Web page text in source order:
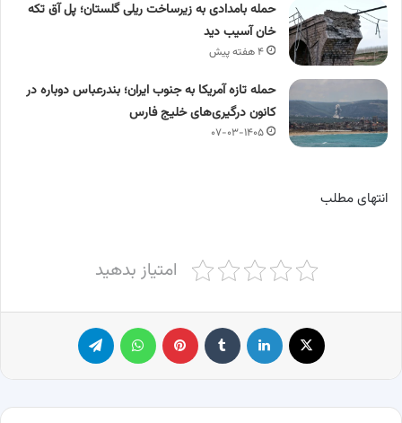
حمله بامدادی به زیرساخت ریلی گلستان؛ پل آق‌ تکه‌
خان آسیب دید
۴ هفته پیش
حمله تازه آمریکا به جنوب ایران؛ بندرعباس دوباره در
کانون درگیری‌های خلیج فارس
۰۷-۰۳-۱۴۰۵
انتهای مطلب
امتیاز بدهید
لینکدین ‫تامبلر پینترست